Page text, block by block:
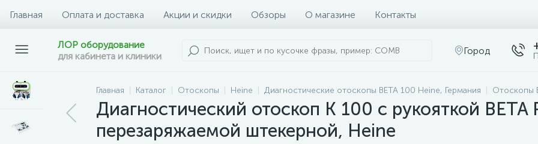
Главная Оплата и доставка Акции и скидки Обзоры О магазине Контакты
ЛОР оборудование
для кабинета и клиники
Город
Главная Каталог Отоскопы Heine Диагностические отоскопы BETA 100 Heine, Германия Отоскопы
Диагностический отоскоп K 100 с рукояткой BETA
перезаряжаемой штекерной, Heine